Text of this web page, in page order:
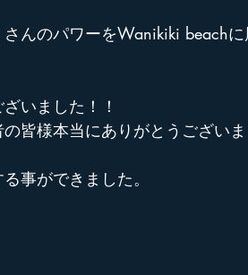
んのパワーをWanikiki beach
いました！！
皆様本当にありがとうござい
事ができました。